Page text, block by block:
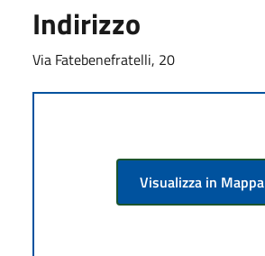
Indirizzo
Via Fatebenefratelli, 20
Visualizza in Mappa